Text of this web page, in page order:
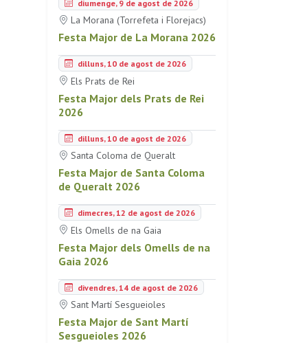
diumenge, 9 de agost de 2026
La Morana (Torrefeta i Florejacs)
Festa Major de La Morana 2026
dilluns, 10 de agost de 2026
Els Prats de Rei
Festa Major dels Prats de Rei
2026
dilluns, 10 de agost de 2026
Santa Coloma de Queralt
Festa Major de Santa Coloma
de Queralt 2026
dimecres, 12 de agost de 2026
Els Omells de na Gaia
Festa Major dels Omells de na
Gaia 2026
divendres, 14 de agost de 2026
Sant Martí Sesgueioles
Festa Major de Sant Martí
Sesgueioles 2026